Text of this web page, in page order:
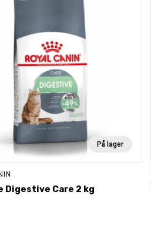
På lager
Digestive Care 2 kg